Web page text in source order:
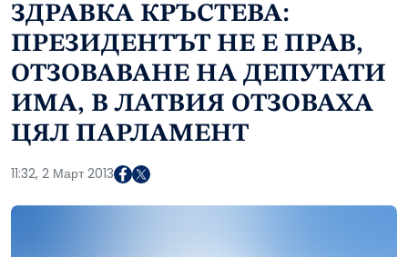
ЗДРАВКА КРЪСТЕВА:
ПРЕЗИДЕНТЪТ НЕ Е ПРАВ,
ОТЗОВАВАНЕ НА ДЕПУТАТИ
ИМА, В ЛАТВИЯ ОТЗОВАХА
ЦЯЛ ПАРЛАМЕНТ
11:32, 2 Март 2013